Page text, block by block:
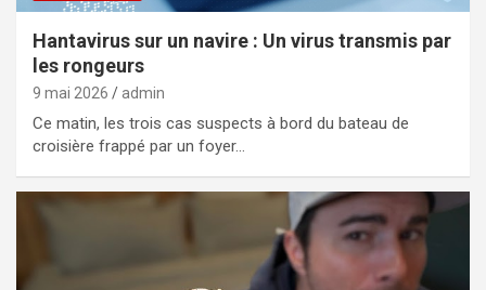
Hantavirus sur un navire : Un virus transmis par
les rongeurs
9 mai 2026 admin
Ce matin, les trois cas suspects à bord du bateau de
croisière frappé par un foyer…